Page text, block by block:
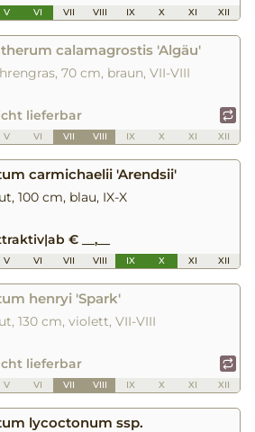
V VI VII VIII IX X XI XII
calamagrostis 'Algäu'
70 cm, braun, VII-VIII
lieferbar
V VI VII VIII IX X XI XII
carmichaelii 'Arendsii'
100 cm, blau, IX-X
|ab € __,__
V VI VII VIII IX X XI XII
henryi 'Spark'
130 cm, violett, VII-VIII
lieferbar
V VI VII VIII IX X XI XII
lycoctonum ssp.